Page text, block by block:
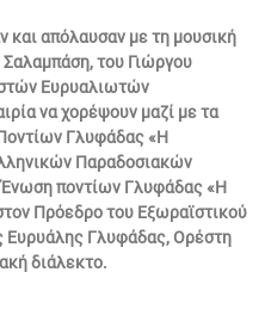
και απόλαυσαν με τη μουσική
Σαλαμπάση, του Γιώργου
Ευρυαλιωτών
να χορέψουν μαζί με τα
Γλυφάδας «Η
Παραδοσιακών
ποντίων Γλυφάδας «Η
Πρόεδρο του Εξωραϊστικού
Ευρυάλης Γλυφάδας, Ορέστη
διάλεκτο.